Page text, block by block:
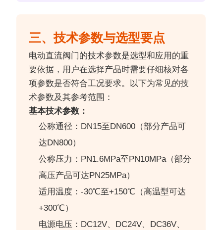
三、技术参数与选型要点
电动直流阀门的技术参数是选型和应用的重
要依据，用户在选择产品时需要仔细核对各
项参数是否符合工况要求。以下为常见的技
术参数及其参考范围：
基本技术参数：
公称通径：DN15至DN600（部分产品可
达DN800）
公称压力：PN1.6MPa至PN10MPa（部分
高压产品可达PN25MPa）
适用温度：-30℃至+150℃（高温型可达
+300℃）
电源电压：DC12V、DC24V、DC36V、